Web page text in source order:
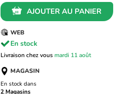
AJOUTER AU PANIER
WEB
En stock
Livraison chez vousmardi 11 août
MAGASIN
En stock dans
2 Magasins